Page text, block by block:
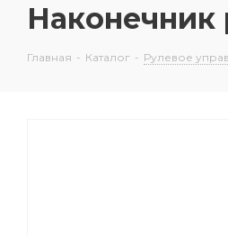
Наконечник
Главная - Каталог - Рулевое